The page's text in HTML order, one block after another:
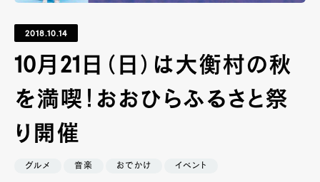
2018.10.14
10月21日（日）は大衡村の秋
を満喫！おおひらふるさと祭
り開催
グルメ 音楽 おでかけ イベント